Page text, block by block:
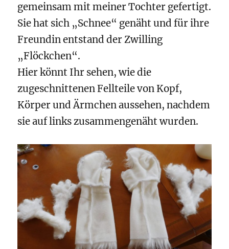
gemeinsam mit meiner Tochter gefertigt.
Sie hat sich „Schnee“ genäht und für ihre
Freundin entstand der Zwilling
„Flöckchen“.
Hier könnt Ihr sehen, wie die
zugeschnittenen Fellteile von Kopf,
Körper und Ärmchen aussehen, nachdem
sie auf links zusammengenäht wurden.